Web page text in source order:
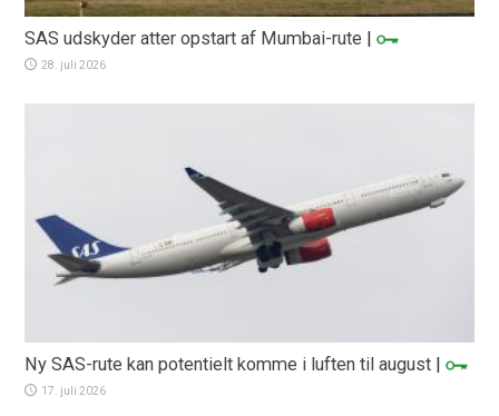
SAS udskyder atter opstart af Mumbai-rute |
28. juli 2026
Ny SAS-rute kan potentielt komme i luften til august |
17. juli 2026